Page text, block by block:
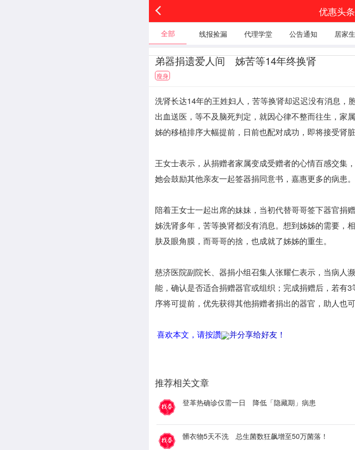
优惠头条
全部 线报捡漏 代理学堂 公告通知 居家
弟器捐遗爱人间 姊苦等14年终换肾
瘦身
洗肾长达14年的王姓妇人，苦等换肾却迟迟没有消息，
出血送医，等不及脑死判定，就因心律不整而往生，家
姊的移植排序大幅提前，日前也配对成功，即将接受肾脏
王女士表示，从捐赠者家属变成受赠者的心情百感交集
她会鼓励其他亲友一起签器捐同意书，嘉惠更多的病患。
陪着王女士一起出席的妹妹，当初代替哥哥签下器官捐
姊洗肾多年，苦等换肾都没有消息。想到姊姊的需要，
肤及眼角膜，而哥哥的捨，也成就了姊姊的重生。
慈济医院副院长、器捐小组召集人张耀仁表示，当病人
能，确认是否适合捐赠器官或组织；完成捐赠后，若有
序将可提前，优先获得其他捐赠者捐出的器官，助人也
喜欢本文，请按讚 并分享给好友！
推荐相关文章
登革热确诊仅需一日 降低「隐藏期」病患
髒衣物5天不洗 总生菌数狂飙增至50万菌落！